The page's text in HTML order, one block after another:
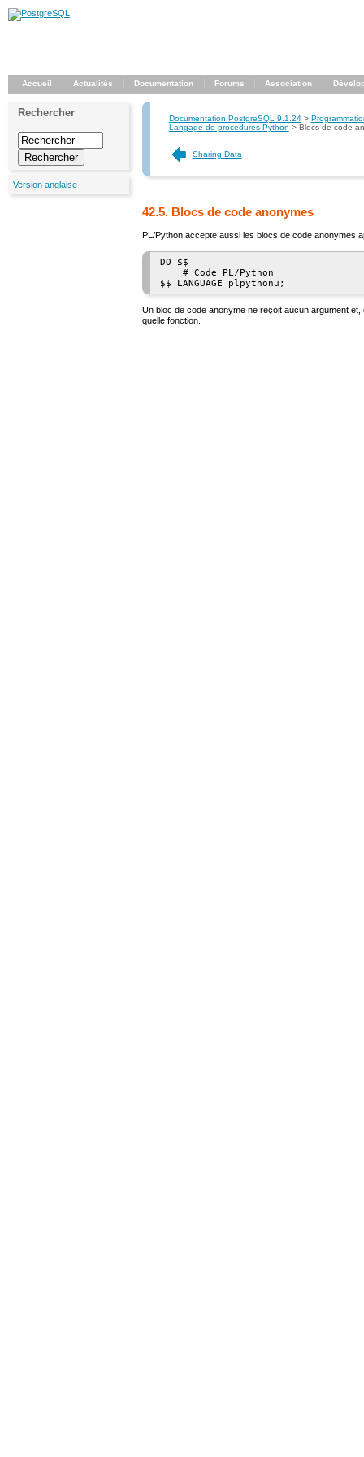
Accueil Actualités Documentation Forums Association
Rechercher
Version anglaise
Documentation PostgreSQL 9.1.24>
Langage de procédures Python > Blocs de code
Sharing Data
42.5. Blocs de code anonymes
PL/Python accepte aussi les blocs de code anonymes
DO $$
    # Code PL/Python
Un bloc de code anonyme ne reçoit aucun argument
quelle fonction.